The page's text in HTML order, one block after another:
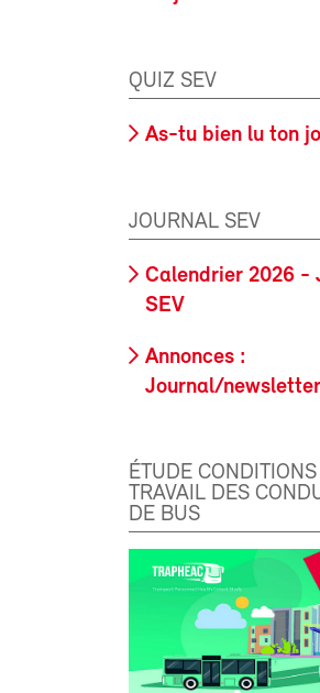
QUIZ SEV
As-tu bien lu ton
JOURNAL SEV
Calendrier 2026 -
SEV
Annonces :
Journal/
ÉTUDE
TRAVAIL DES
DE BUS